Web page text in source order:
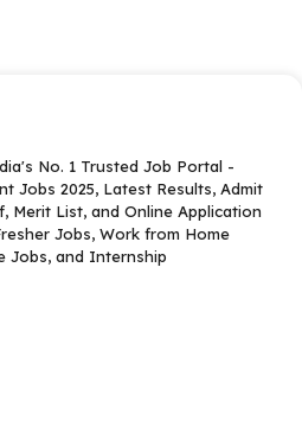
No. 1 Trusted Job Portal -
Jobs 2025, Latest Results, Admit
Merit List, and Online Application
Jobs, Work from Home
Jobs, and Internship